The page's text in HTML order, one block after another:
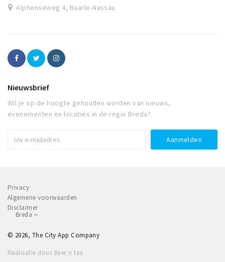
Alphenseweg 4, Baarle-Nassau
Nieuwsbrief
Wil je op de hoogte gehouden worden van nieuws,
evenementen en locaties in de regio Breda?
Privacy
Algemene voorwaarden
Disclaimer
Breda
© 2026, The City App Company
Realisatie door Beer n tea